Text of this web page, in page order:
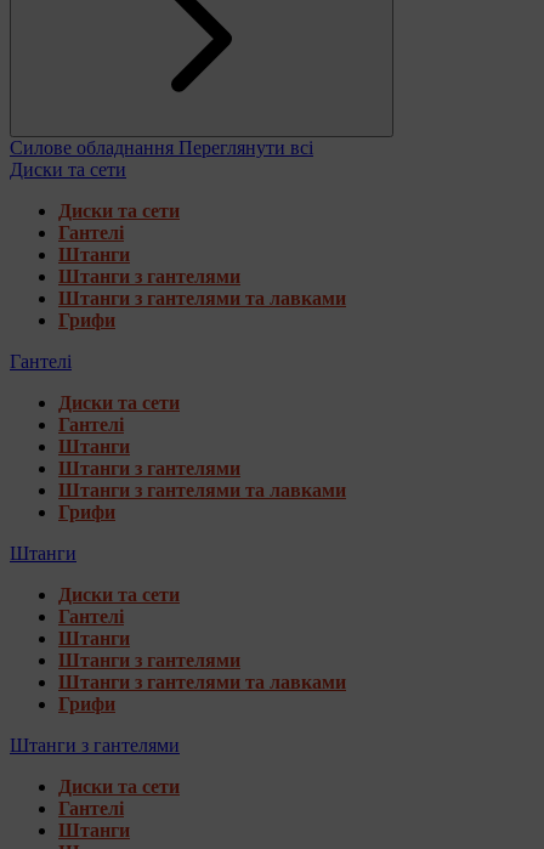
Силове обладнання Переглянути всі
Диски та сети
Диски та сети
Гантелі
Штанги
Штанги з гантелями
Штанги з гантелями та лавками
Грифи
Гантелі
Диски та сети
Гантелі
Штанги
Штанги з гантелями
Штанги з гантелями та лавками
Грифи
Штанги
Диски та сети
Гантелі
Штанги
Штанги з гантелями
Штанги з гантелями та лавками
Грифи
Штанги з гантелями
Диски та сети
Гантелі
Штанги